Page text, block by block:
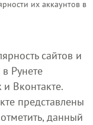
их аккаунтов в
сайтов и
Рунете
Вконтакте.
представлены
данный